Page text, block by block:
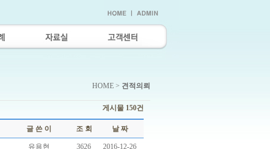
HOME > 견적의뢰
게시물 150건
글 쓴 이 조 회 날 짜
유용현 3626 2016-12-26